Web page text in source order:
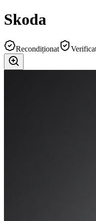
Skoda
Recondiționat